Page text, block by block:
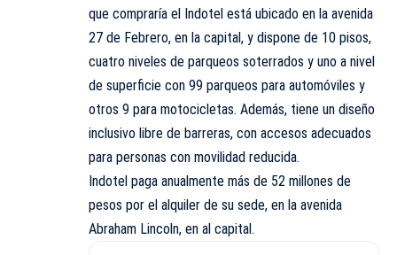
que compraría el Indotel está ubicado en la avenida
27 de Febrero, en la capital, y dispone de 10 pisos,
cuatro niveles de parqueos soterrados y uno a nivel
de superficie con 99 parqueos para automóviles y
otros 9 para motocicletas. Además, tiene un diseño
inclusivo libre de barreras, con accesos adecuados
para personas con movilidad reducida.
Indotel paga anualmente más de 52 millones de
pesos por el alquiler de su sede, en la avenida
Abraham Lincoln, en al capital.